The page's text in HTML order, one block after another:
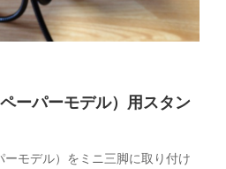
ーパーモデル）用スタン
モデル）をミニ三脚に取り付け